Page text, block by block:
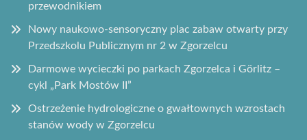
przewodnikiem
Nowy naukowo-sensoryczny plac zabaw otwarty przy
Przedszkolu Publicznym nr 2 w Zgorzelcu
Darmowe wycieczki po parkach Zgorzelca i Görlitz –
cykl „Park Mostów II”
Ostrzeżenie hydrologiczne o gwałtownych wzrostach
stanów wody w Zgorzelcu